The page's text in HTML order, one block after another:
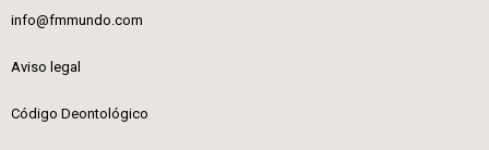
info@fmmundo.com
Aviso legal
Código Deontológico